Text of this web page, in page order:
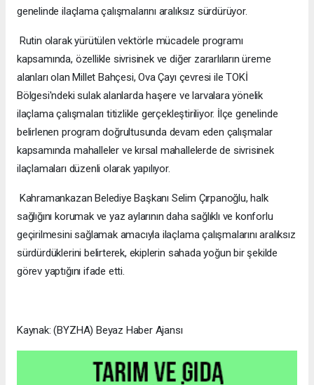
genelinde ilaçlama çalışmalarını aralıksız sürdürüyor.
Rutin olarak yürütülen vektörle mücadele programı
kapsamında, özellikle sivrisinek ve diğer zararlıların üreme
alanları olan Millet Bahçesi, Ova Çayı çevresi ile TOKİ
Bölgesi'ndeki sulak alanlarda haşere ve larvalara yönelik
ilaçlama çalışmaları titizlikle gerçekleştiriliyor. İlçe genelinde
belirlenen program doğrultusunda devam eden çalışmalar
kapsamında mahalleler ve kırsal mahallelerde de sivrisinek
ilaçlamaları düzenli olarak yapılıyor.
Kahramankazan Belediye Başkanı Selim Çırpanoğlu, halk
sağlığını korumak ve yaz aylarının daha sağlıklı ve konforlu
geçirilmesini sağlamak amacıyla ilaçlama çalışmalarını aralıksız
sürdürdüklerini belirterek, ekiplerin sahada yoğun bir şekilde
görev yaptığını ifade etti.
Kaynak: (BYZHA) Beyaz Haber Ajansı